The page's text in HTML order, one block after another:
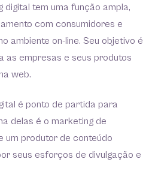
digital tem uma função ampla,
com consumidores e
ambiente on-line. Seu objetivo é
as empresas e seus produtos
web.
é ponto de partida para
delas é o marketing de
um produtor de conteúdo
seus esforços de divulgação e